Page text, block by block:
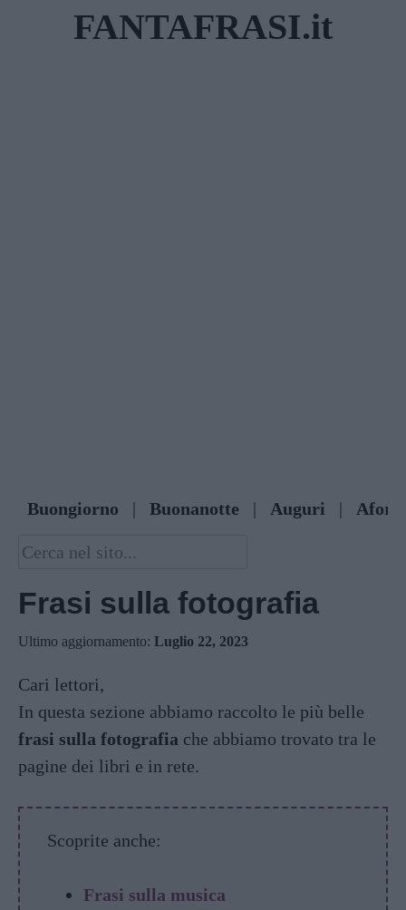
FANTAFRASI.it
Buongiorno | Buonanotte | Auguri |
Frasi sulla fotografia
Ultimo aggiornamento: Luglio 22, 2023
Cari lettori,
In questa sezione abbiamo raccolto le più belle
frasi sulla fotografia che abbiamo trovato tra le
pagine dei libri e in rete.
Scoprite anche:
Frasi sulla musica